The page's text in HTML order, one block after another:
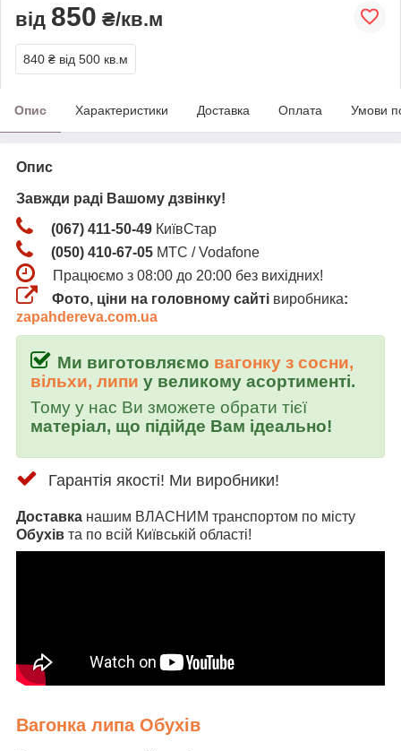
від 850 ₴/кв.м
840 ₴ від 500 кв.м
Опис Характеристики Доставка Оплата Умови
Опис
Завжди раді Вашому дзвінку!
(067) 411-50-49 КиївСтар
(050) 410-67-05 МТС / Vodafone
Працюємо з 08:00 до 20:00 без вихідних!
Фото, ціни на головному сайті виробника:
zapahdereva.com.ua
Ми виготовляємо вагонку з сосни,
вільхи, липи у великому асортименті.
Тому у нас Ви зможете обрати тієї
матеріал, що підійде Вам ідеально!
Гарантія якості! Ми виробники!
Доставка нашим ВЛАСНИМ транспортом по місту
Обухів та по всій Київській області!
Вагонка липа Обухів